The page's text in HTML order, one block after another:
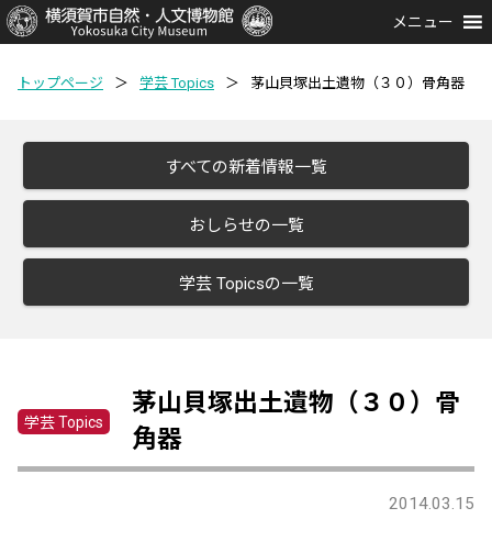
メニュー
トップページ ＞ 学芸 Topics ＞ 茅山貝塚出土遺物（３０）骨角器
すべての新着情報一覧
おしらせの一覧
学芸 Topicsの一覧
学芸 Topics
茅山貝塚出土遺物（３０）骨
角器
2014.03.15